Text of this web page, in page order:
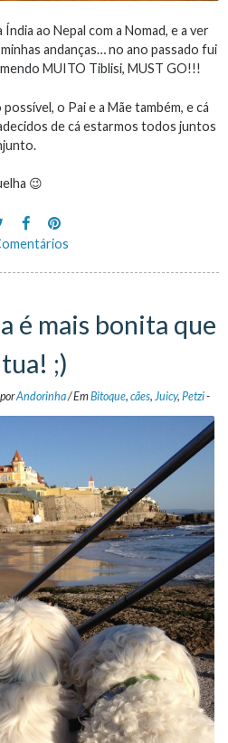
ao Nepal com a Nomad, e a ver
andanças… no ano passado fui
MUITO Tiblisi, MUST GO!!!
o Pai e a Mãe também, e cá
de cá estarmos todos juntos
😉
é mais bonita que
;)
Andorinha/EmBitoque, cães, Juicy, Petzi-